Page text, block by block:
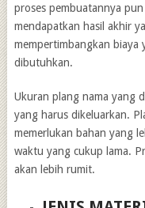
proses pembuatannya
mendapatkan hasil akhir
mempertimbangkan biaya
dibutuhkan.
Ukuran plang nama yang
yang harus dikeluarkan.
memerlukan bahan yang
waktu yang cukup lama.
akan lebih rumit.